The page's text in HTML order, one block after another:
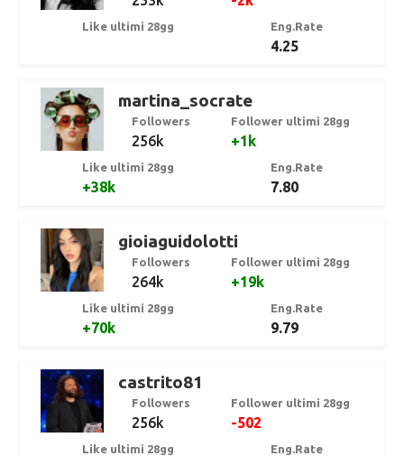
Like ultimi 28gg Eng.Rate
4.25
martina_socrate
Followers
256k
Follower ultimi 28gg
+1k
Like ultimi 28gg
+38k
Eng.Rate
7.80
gioiaguidolotti
Followers
264k
Follower ultimi 28gg
+19k
Like ultimi 28gg
+70k
Eng.Rate
9.79
castrito81
Followers
256k
Follower ultimi 28gg
-502
Like ultimi 28gg Eng.Rate